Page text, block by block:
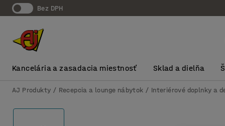
Bez DPH
Kancelária a zasadacia miestnosť Sklad a dielňa
AJ Produkty Recepcia a lounge nábytok Interiérové doplnky a